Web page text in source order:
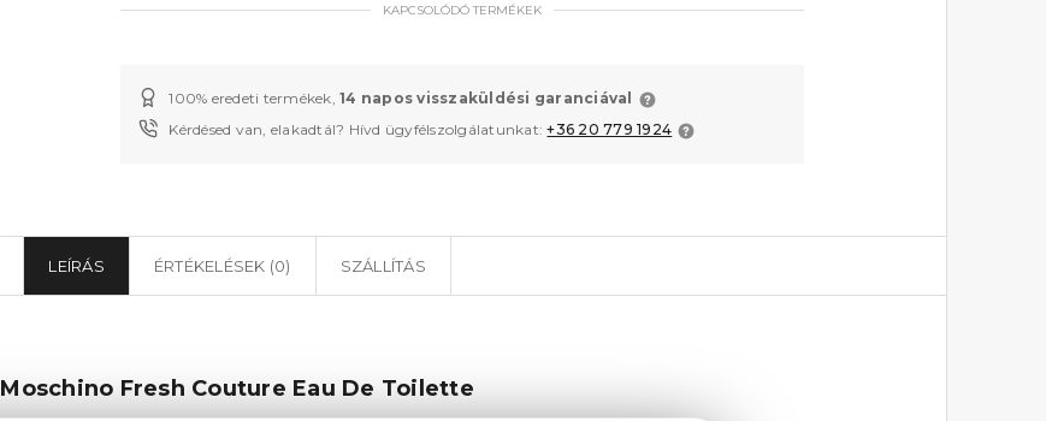
KAPCSOLÓDÓ TERMÉKEK
100% eredeti termékek,14 napos visszaküldési garanciával
Kérdésed van, elakadtál? Hívd ügyfélszolgálatunkat:+36 20 779 1924
LEÍRÁS ÉRTÉKELÉSEK (0) SZÁLLÍTÁS
Moschino Fresh Couture Eau De Toilette